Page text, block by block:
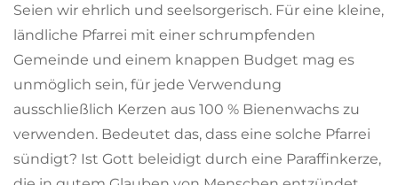
Seien wir ehrlich und seelsorgerisch. Für eine kleine,
ländliche Pfarrei mit einer schrumpfenden
Gemeinde und einem knappen Budget mag es
unmöglich sein, für jede Verwendung
ausschließlich Kerzen aus 100 % Bienenwachs zu
verwenden. Bedeutet das, dass eine solche Pfarrei
sündigt? Ist Gott beleidigt durch eine Paraffinkerze,